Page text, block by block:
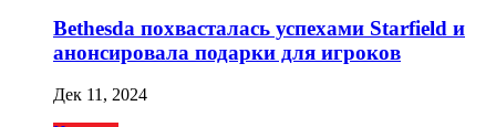
Bethesda похвасталась успехами Starfield и
анонсировала подарки для игроков
Дек 11, 2024